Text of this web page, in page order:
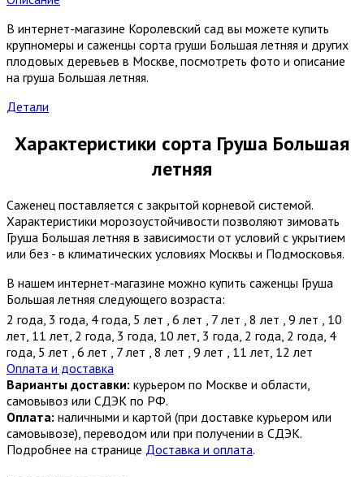
В интернет-магазине Королевский сад вы можете купить
крупномеры и саженцы сорта груши Большая летняя и других
плодовых деревьев в Москве, посмотреть фото и описание
на груша Большая летняя.
Детали
Характеристики сорта Груша Большая
летняя
Саженец поставляется с закрытой корневой системой.
Характеристики морозоустойчивости позволяют зимовать
Груша Большая летняя в зависимости от условий с укрытием
или без - в климатических условиях Москвы и Подмосковья.
В нашем интернет-магазине можно купить саженцы Груша
Большая летняя следующего возраста:
2 года, 3 года, 4 года, 5 лет , 6 лет , 7 лет , 8 лет , 9 лет , 10
лет, 11 лет, 2 года, 3 года, 10 лет, 3 года, 2 года, 2 года, 4
года, 5 лет , 6 лет , 7 лет , 8 лет , 9 лет , 11 лет, 12 лет
Оплата и доставка
Варианты доставки: курьером по Москве и области,
самовывоз или СДЭК по РФ.
Оплата: наличными и картой (при доставке курьером или
самовывозе), переводом или при получении в СДЭК.
Подробнее на странице Доставка и оплата.